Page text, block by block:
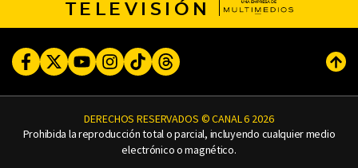
TELEVISIÓN
FacebookTwitterYoutubeInstagram
TikTokThreads
DERECHOS RESERVADOS © CANAL 6 2026
Prohibida la reproducción total o parcial, incluyendo cualquier medio
electrónico o magnético.